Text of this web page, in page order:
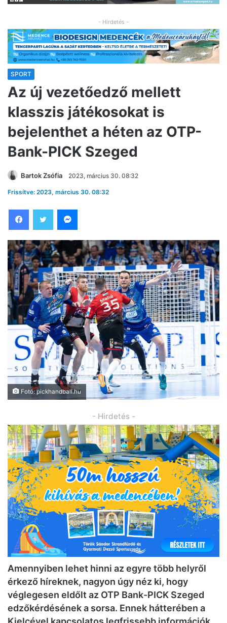
- Hirdetés -
SPORT
Az új vezetőedző mellett
klasszis játékosokat is
bejelenthet a héten az OTP-
Bank-PICK Szeged
Bartok Zsófia 2023, március 30. 08:32
Frissítve: 2023, március 30. 08:32
Fotó: pickhandball.hu
- Hirdetés -
Amennyiben lehet hinni az egyre több helyről
érkező híreknek, nagyon úgy néz ki, hogy
véglegesen eldőlt az OTP Bank-PICK Szeged
edzőkérdésének a sorsa. Ennek hátterében a